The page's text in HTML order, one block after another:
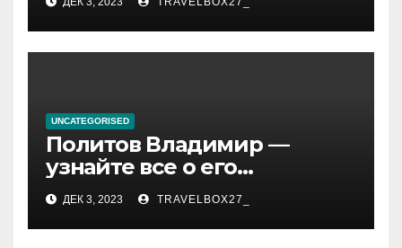
— история успеха, музыка
и судьбы участников
UNCATEGORISED
Политов Владимир —
узнайте все о его
биографии, возрасте и
впечатляющих
достижениях!
ДЕК 3, 2023 TRAVELBOX27_